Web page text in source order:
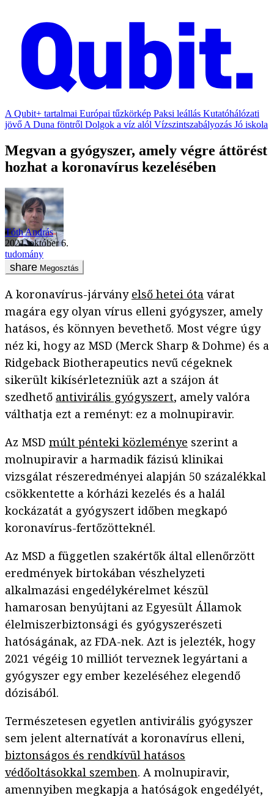
A Qubit+ tartalmai Európai tűzkörkép Paksi leállás Kutatóhálózati
jövő A Duna föntről Dolgok a víz alól Vízszintszabályozás Jó iskola
Megvan a gyógyszer, amely végre áttörést
hozhat a koronavírus kezelésében
Tóth András
2021. október 6.
tudomány
Megosztás
A koronavírus-járvány első hetei óta várat
magára egy olyan vírus elleni gyógyszer, amely
hatásos, és könnyen bevethető. Most végre úgy
néz ki, hogy az MSD (Merck Sharp & Dohme) és a
Ridgeback Biotherapeutics nevű cégeknek
sikerült kikísérletezniük azt a szájon át
szedhető antivirális gyógyszert, amely valóra
válthatja ezt a reményt: ez a molnupiravir.
Az MSD múlt pénteki közleménye szerint a
molnupiravir a harmadik fázisú klinikai
vizsgálat részeredményei alapján 50 százalékkal
csökkentette a kórházi kezelés és a halál
kockázatát a gyógyszert időben megkapó
koronavírus-fertőzötteknél.
Az MSD a független szakértők által ellenőrzött
eredmények birtokában vészhelyzeti
alkalmazási engedélykérelmet készül
hamarosan benyújtani az Egyesült Államok
élelmiszerbiztonsági és gyógyszerészeti
hatóságának, az FDA-nek. Azt is jelezték, hogy
2021 végéig 10 milliót terveznek legyártani a
gyógyszer egy ember kezeléséhez elegendő
dózisából.
Természetesen egyetlen antivirális gyógyszer
sem jelent alternatívát a koronavírus elleni,
biztonságos és rendkívül hatásos
védőoltásokkal szemben. A molnupiravir,
amennyiben megkapja a hatóságok engedélyét,